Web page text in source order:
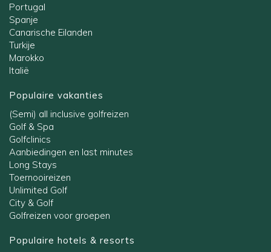
Portugal
Spanje
Canarische Eilanden
Turkije
Marokko
Italië
Populaire vakanties
(Semi) all inclusive golfreizen
Golf & Spa
Golfclinics
Aanbiedingen en last minutes
Long Stays
Toernooireizen
Unlimited Golf
City & Golf
Golfreizen voor groepen
Populaire hotels & resorts